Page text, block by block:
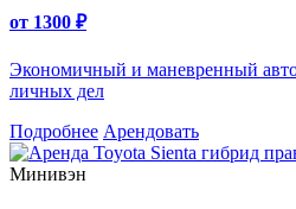
от 1300 ₽
Экономичный и маневренный авто
личных дел
Подробнее Арендовать
Минивэн